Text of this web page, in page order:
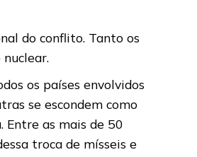
do conflito. Tanto os
os países envolvidos
se escondem como
Entre as mais de 50
troca de mísseis e